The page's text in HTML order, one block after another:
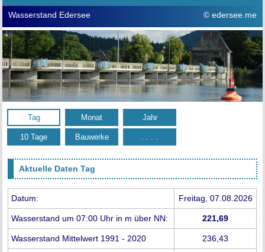
Wasserstand Edersee © edersee.me
Tag Monat Jahr
10 Tage Bauwerke . . . .
Aktuelle Daten Tag
Datum: Freitag, 07.08.2026
Wasserstand um 07:00 Uhr in m über NN: 221,69
Wasserstand Mittelwert 1991 - 2020 236,43